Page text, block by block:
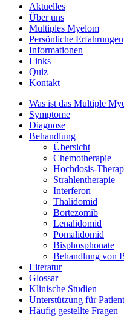
Aktuelles
Über uns
Multiples Myelom
Persönliche Erfahrungen
Informationen
Links
Quiz
Kontakt
Was ist das Multiple
Symptome
Diagnose
Behandlung
Übersicht
Chemotherapie
Hochdosis-
Strahlentherapie
Interferon
Thalidomid
Bortezomib
Lenalidomid
Pomalidomid
Bisphosphonate
Behandlung von
Literatur
Glossar
Klinische Studien
Unterstützung für
Häufig gestellte Fragen